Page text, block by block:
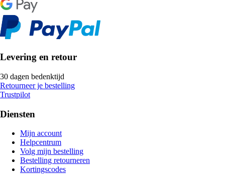
Levering en retour
30 dagen bedenktijd
Retourneer je bestelling
Trustpilot
Diensten
Mijn account
Helpcentrum
Volg mijn bestelling
Bestelling retourneren
Kortingscodes